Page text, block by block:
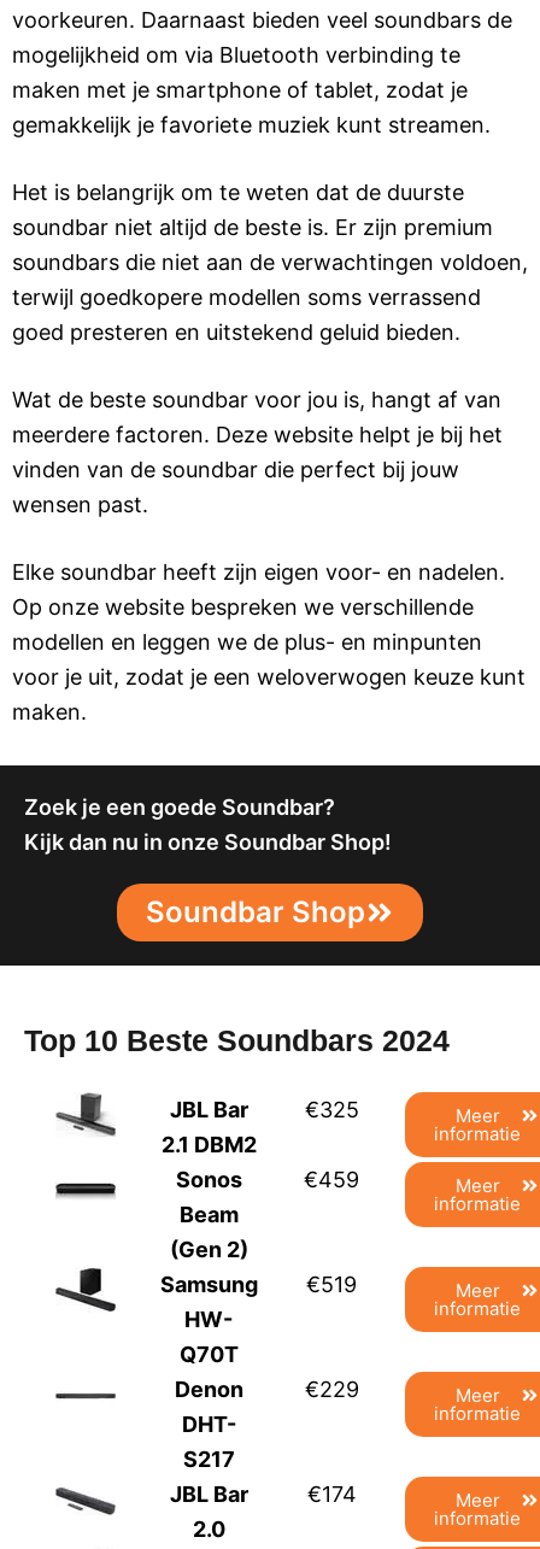
voorkeuren. Daarnaast bieden veel soundbars de
mogelijkheid om via Bluetooth verbinding te
maken met je smartphone of tablet, zodat je
gemakkelijk je favoriete muziek kunt streamen.
Het is belangrijk om te weten dat de duurste
soundbar niet altijd de beste is. Er zijn premium
soundbars die niet aan de verwachtingen voldoen,
terwijl goedkopere modellen soms verrassend
goed presteren en uitstekend geluid bieden.
Wat de beste soundbar voor jou is, hangt af van
meerdere factoren. Deze website helpt je bij het
vinden van de soundbar die perfect bij jouw
wensen past.
Elke soundbar heeft zijn eigen voor- en nadelen.
Op onze website bespreken we verschillende
modellen en leggen we de plus- en minpunten
voor je uit, zodat je een weloverwogen keuze kunt
maken.
Zoek je een goede Soundbar?
Kijk dan nu in onze Soundbar Shop!
Soundbar Shop
Top 10 Beste Soundbars 2024
JBL Bar
2.1 DBM2
€325 Meer
informatie
Sonos
Beam
(Gen 2)
€459 Meer
informatie
Samsung
HW-
Q70T
€519 Meer
informatie
Denon
DHT-
S217
€229 Meer
informatie
JBL Bar
2.0
€174 Meer
informatie